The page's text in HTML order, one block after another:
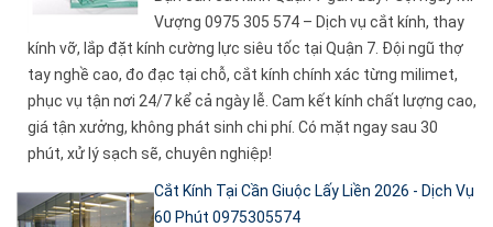
Vượng 0975 305 574 – Dịch vụ cắt kính, thay
kính vỡ, lắp đặt kính cường lực siêu tốc tại Quận 7. Đội ngũ thợ
tay nghề cao, đo đạc tại chỗ, cắt kính chính xác từng milimet,
phục vụ tận nơi 24/7 kể cả ngày lễ. Cam kết kính chất lượng cao,
giá tận xưởng, không phát sinh chi phí. Có mặt ngay sau 30
phút, xử lý sạch sẽ, chuyên nghiệp!
Cắt Kính Tại Cần Giuộc Lấy Liền 2026 - Dịch Vụ
60 Phút 0975305574